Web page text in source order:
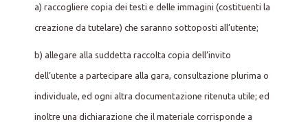
a) raccogliere copia dei testi e delle immagini (costituenti la
creazione da tutelare) che saranno sottoposti all’utente;
b) allegare alla suddetta raccolta copia dell’invito
dell’utente a partecipare alla gara, consultazione plurima o
individuale, ed ogni altra documentazione ritenuta utile; ed
inoltre una dichiarazione che il materiale corrisponde a